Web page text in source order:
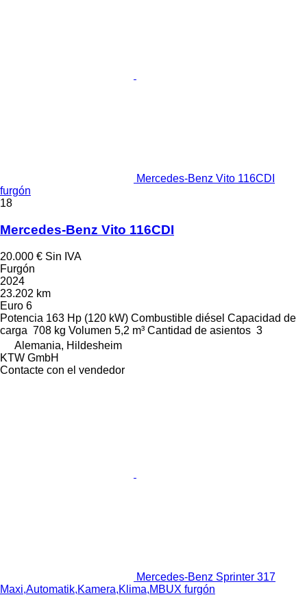
Mercedes-Benz Vito 116CDI
furgón
18
Mercedes-Benz Vito 116CDI
20.000 € Sin IVA
Furgón
2024
23.202 km
Euro 6
Potencia 163 Hp (120 kW) Combustible diésel Capacidad de
carga 708 kg Volumen 5,2 m³ Cantidad de asientos 3
Alemania, Hildesheim
KTW GmbH
Contacte con el vendedor
Mercedes-Benz Sprinter 317
Maxi,Automatik,Kamera,Klima,MBUX furgón